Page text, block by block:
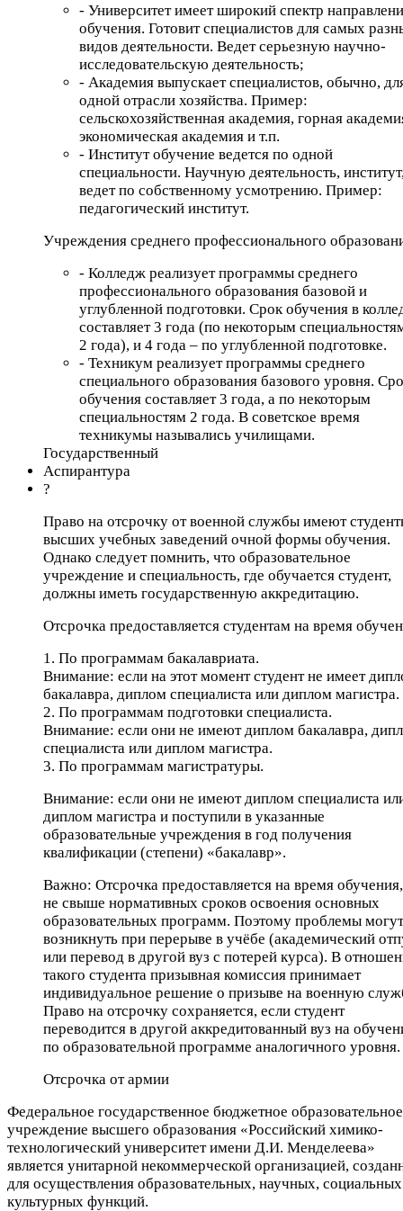
- Университет имеет широкий спектр
обучения. Готовит специалистов для самых
видов деятельности. Ведет серьезную научно-
исследовательскую деятельность;
- Академия выпускает специалистов, обычно,
одной отрасли хозяйства. Пример:
сельскохозяйственная академия, горная
экономическая академия и т.п.
- Институт обучение ведется по одной
специальности. Научную деятельность,
ведет по собственному усмотрению. Пример:
педагогический институт.
Учреждения среднего профессионального
- Колледж реализует программы среднего
профессионального образования базовой и
углубленной подготовки. Срок обучения в
составляет 3 года (по некоторым
2 года), и 4 года – по углубленной подготовке.
- Техникум реализует программы среднего
специального образования базового уровня.
обучения составляет 3 года, а по некоторым
специальностям 2 года. В советское время
техникумы назывались училищами.
Государственный
Аспирантура
?
Право на отсрочку от военной службы имеют
высших учебных заведений очной формы обучения.
Однако следует помнить, что образовательное
учреждение и специальность, где обучается студент,
должны иметь государственную аккредитацию.
Отсрочка предоставляется студентам на время
1. По программам бакалавриата.
Внимание: если на этот момент студент не имеет
бакалавра, диплом специалиста или диплом магистра.
2. По программам подготовки специалиста.
Внимание: если они не имеют диплом бакалавра,
специалиста или диплом магистра.
3. По программам магистратуры.
Внимание: если они не имеют диплом специалиста
диплом магистра и поступили в указанные
образовательные учреждения в год получения
квалификации (степени) «бакалавр».
Важно: Отсрочка предоставляется на время
не свыше нормативных сроков освоения основных
образовательных программ. Поэтому проблемы могут
возникнуть при перерыве в учёбе (академический
или перевод в другой вуз с потерей курса). В
такого студента призывная комиссия принимает
индивидуальное решение о призыве на военную
Право на отсрочку сохраняется, если студент
переводится в другой аккредитованный вуз на
по образовательной программе аналогичного уровня.
Отсрочка от армии
Федеральное государственное бюджетное образовательное
учреждение высшего образования «Российский химико-
технологический университет имени Д.И. Менделеева»
является унитарной некоммерческой организацией,
для осуществления образовательных, научных,
культурных функций.